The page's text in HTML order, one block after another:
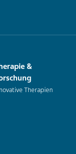
&
Therapien